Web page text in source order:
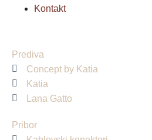
Kontakt
Prediva
Concept by Katia
Katia
Lana Gatto
Pribor